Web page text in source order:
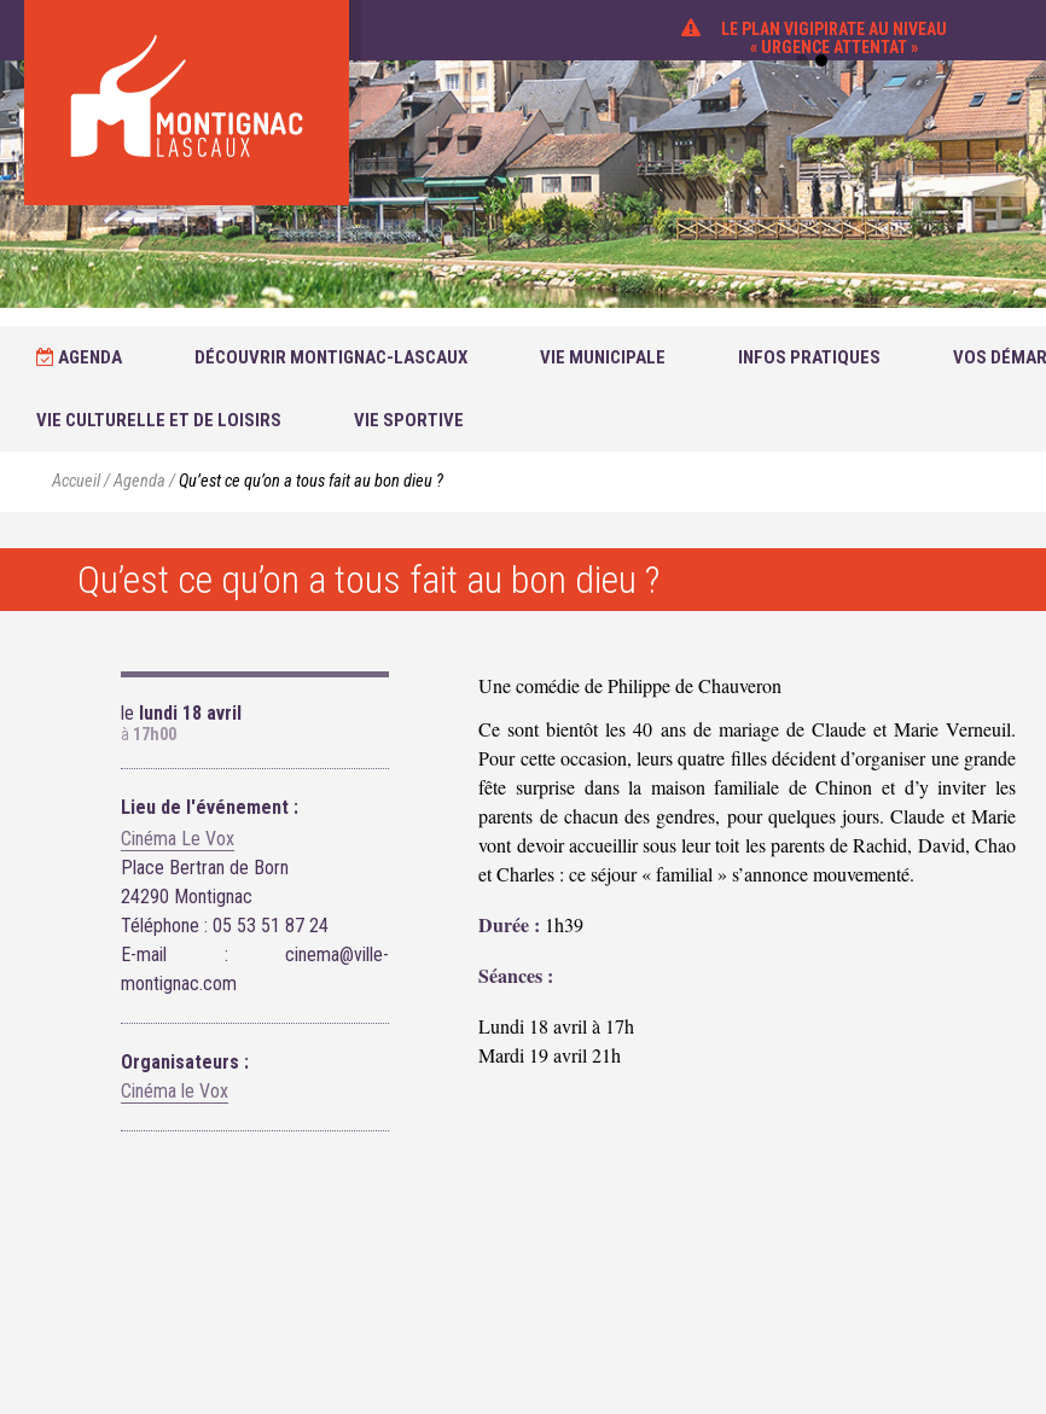
LE PLAN VIGIPIRATE AU NIVEAU
« URGENCE ATTENTAT »
AGENDA DÉCOUVRIR MONTIGNAC-LASCAUX VIE MUNICIPALE INFOS PRATIQUES VOS
VIE CULTURELLE ET DE LOISIRS VIE SPORTIVE
Accueil/Agenda /Qu’est ce qu’on a tous fait au bon dieu ?
Qu’est ce qu’on a tous fait au bon dieu ?
le lundi 18 avril
à 17h00
Lieu de l'événement :
Cinéma Le Vox
Place Bertran de Born
24290 Montignac
Téléphone : 05 53 51 87 24
E-mail : cinema@ville-
montignac.com
Organisateurs :
Cinéma le Vox
Une comédie de Philippe de Chauveron
Ce sont bientôt les 40 ans de mariage de Claude et Marie Verneuil.
Pour cette occasion, leurs quatre filles décident d’organiser une grande
fête surprise dans la maison familiale de Chinon et d’y inviter les
parents de chacun des gendres, pour quelques jours. Claude et Marie
vont devoir accueillir sous leur toit les parents de Rachid, David, Chao
et Charles : ce séjour « familial » s’annonce mouvementé.
Durée : 1h39
Séances :
Lundi 18 avril à 17h
Mardi 19 avril 21h